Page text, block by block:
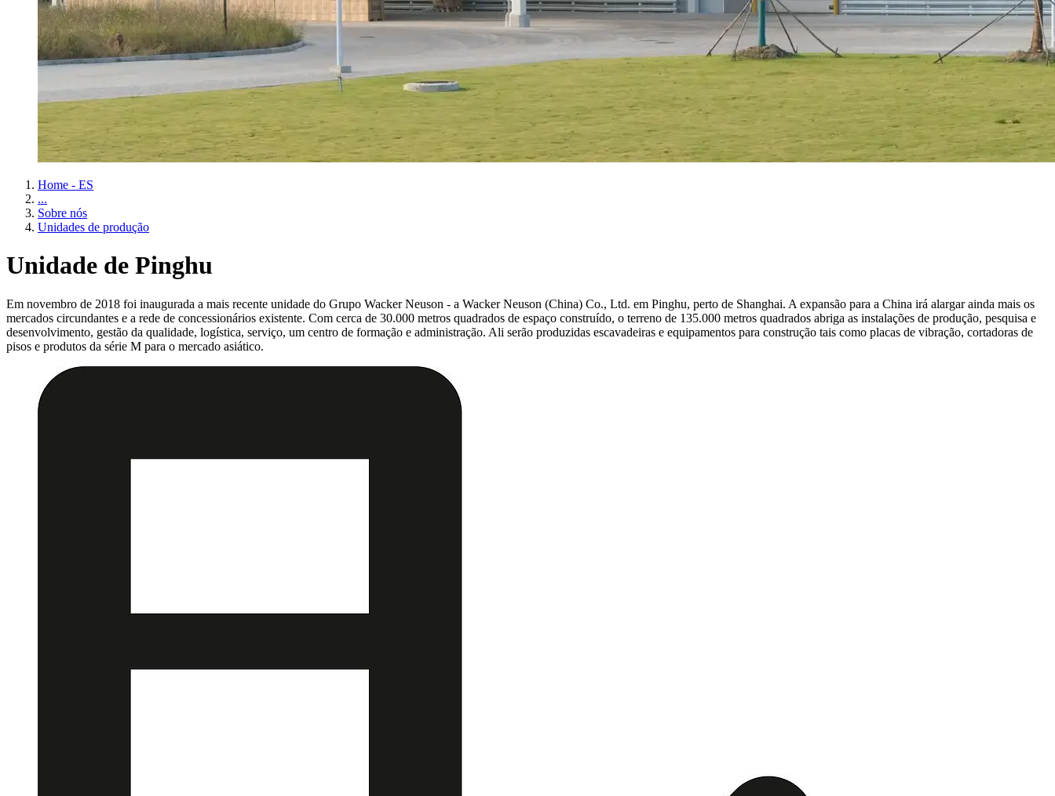
Home - ES
...
Sobre nós
Unidades de produção
Unidade de Pinghu
Em novembro de 2018 foi inaugurada a mais recente unidade do Grupo Wacker Neuson - a Wacker Neuson (China) Co., Ltd. em Pinghu, perto de Shanghai. A expansão para a China irá alargar ainda mais os
mercados circundantes e a rede de concessionários existente. Com cerca de 30.000 metros quadrados de espaço construído, o terreno de 135.000 metros quadrados abriga as instalações de produção, pesquisa e
desenvolvimento, gestão da qualidade, logística, serviço, um centro de formação e administração. Ali serão produzidas escavadeiras e equipamentos para construção tais como placas de vibração, cortadoras de
pisos e produtos da série M para o mercado asiático.